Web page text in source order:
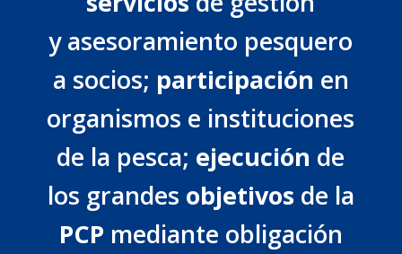
y asesoramiento pesquero
a socios; participación en
organismos e instituciones
de la pesca; ejecución de
los grandes objetivos de la
PCP mediante obligación